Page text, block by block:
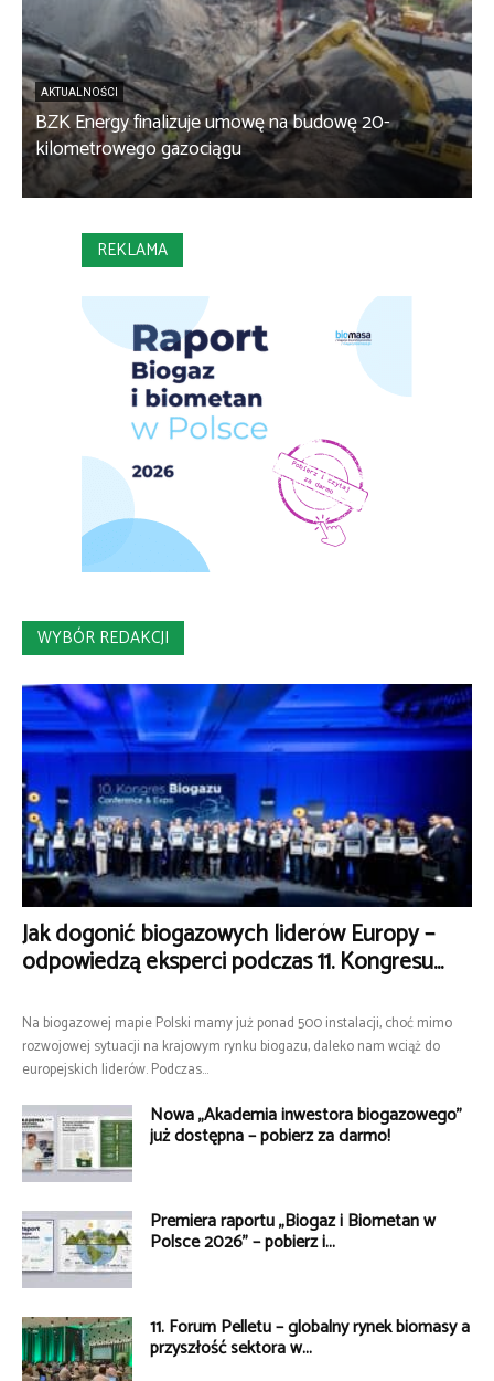
AKTUALNOŚCI
BZK Energy finalizuje umowę na budowę 20-
kilometrowego gazociągu
REKLAMA
WYBÓR REDAKCJI
Jak dogonić biogazowych liderów Europy –
odpowiedzą eksperci podczas 11. Kongresu...
Na biogazowej mapie Polski mamy już ponad 500 instalacji, choć mimo
rozwojowej sytuacji na krajowym rynku biogazu, daleko nam wciąż do
europejskich liderów. Podczas...
Nowa „Akademia inwestora biogazowego”
już dostępna – pobierz za darmo!
Premiera raportu „Biogaz i Biometan w
Polsce 2026” – pobierz i...
11. Forum Pelletu – globalny rynek biomasy a
przyszłość sektora w...